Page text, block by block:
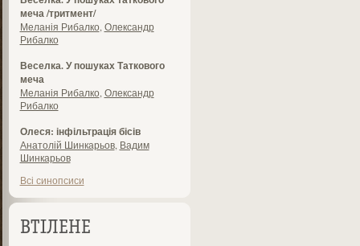
меча /тритмент/
Меланія Рибалко Олександр
Рибалко
Веселка. У пошуках Таткового
меча
Меланія Рибалко Олександр
Рибалко
Олеся: інфільтрація бісів
Анатолій Шинкарьов, Вадим
Шинкарьов
Всі синопсиси
ВТІЛЕНЕ